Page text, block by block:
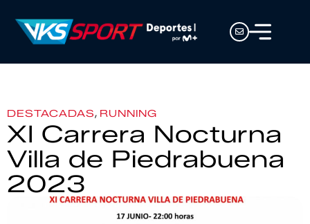
DESTACADAS, RUNNING
XI Carrera Nocturna
Villa de Piedrabuena
2023